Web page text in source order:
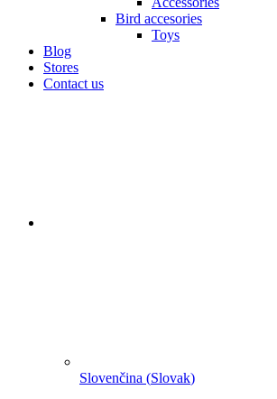
Bird accesories
Toys
Blog
Stores
Contact us
Slovenčina (Slovak)